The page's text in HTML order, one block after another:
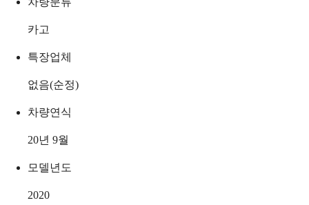
카고
특장업체
없음(순정)
차량연식
20년 9월
모델년도
2020